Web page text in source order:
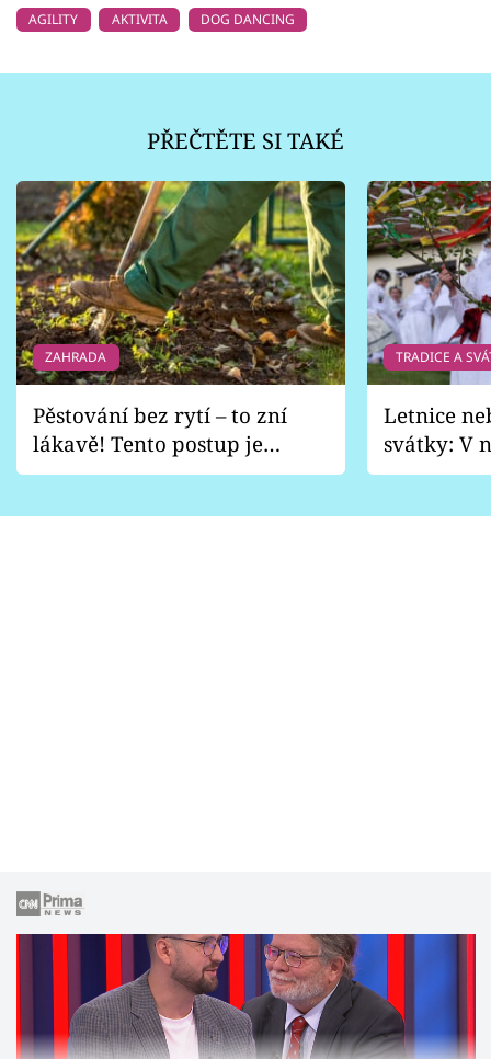
AGILITY
AKTIVITA DOG DANCING
PŘEČTĚTE SI TAKÉ
ZAHRADA
Pěstování bez rytí – to zní
lákavě! Tento postup je
vhodný jen pro některé
TRADICE A
Letnice
svátky: V
pondělí